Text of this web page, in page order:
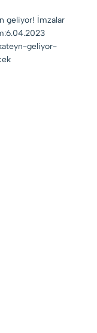
geliyor! İmzalar
geliyor-